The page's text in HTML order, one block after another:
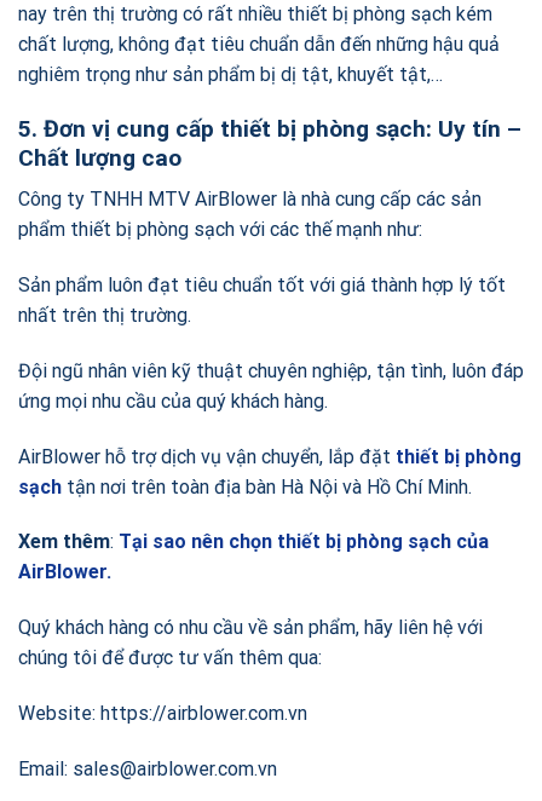
nay trên thị trường có rất nhiều thiết bị phòng sạch kém
chất lượng, không đạt tiêu chuẩn dẫn đến những hậu quả
nghiêm trọng như sản phẩm bị dị tật, khuyết tật,…
5. Đơn vị cung cấp thiết bị phòng sạch: Uy tín –
Chất lượng cao
Công ty TNHH MTV AirBlower là nhà cung cấp các sản
phẩm thiết bị phòng sạch với các thế mạnh như:
Sản phẩm luôn đạt tiêu chuẩn tốt với giá thành hợp lý tốt
nhất trên thị trường.
Đội ngũ nhân viên kỹ thuật chuyên nghiệp, tận tình, luôn đáp
ứng mọi nhu cầu của quý khách hàng.
AirBlower hỗ trợ dịch vụ vận chuyển, lắp đặt thiết bị phòng
sạch tận nơi trên toàn địa bàn Hà Nội và Hồ Chí Minh.
Xem thêm: Tại sao nên chọn thiết bị phòng sạch của
AirBlower.
Quý khách hàng có nhu cầu về sản phẩm, hãy liên hệ với
chúng tôi để được tư vấn thêm qua:
Website: https://airblower.com.vn
Email: sales@airblower.com.vn